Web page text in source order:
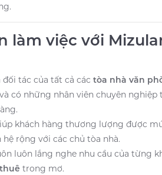
làm việc với
tác của tất cả các tòa nhà văn
có những nhân viên chuyên
khách hàng thương lượng được
hệ rộng với các chủ tòa nhà.
luôn lắng nghe nhu cầu của từng
trong mơ.